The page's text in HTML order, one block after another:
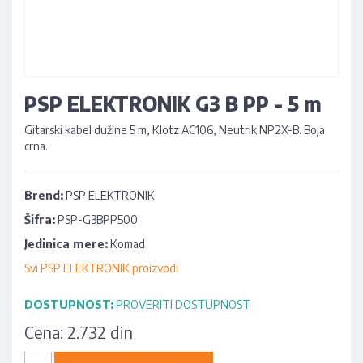
PSP ELEKTRONIK G3 B PP - 5 m
Gitarski kabel dužine 5 m, Klotz AC106, Neutrik NP2X-B. Boja
crna.
Brend:PSP ELEKTRONIK
Šifra:PSP-G3BPP500
Jedinica mere:Komad
Svi PSP ELEKTRONIK proizvodi
DOSTUPNOST:PROVERITI DOSTUPNOST
Cena: 2.732 din